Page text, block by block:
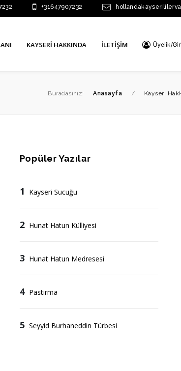
+31647907232
KAYSERI HAKKINDA İLETIŞIM Üyelik/
Buradasınız: Anasayfa / Kayseri
Popüler Yazılar
1 Kayseri Sucuğu
2 Hunat Hatun Külliyesi
3 Hunat Hatun Medresesi
4 Pastırma
5 Seyyid Burhaneddin Türbesi